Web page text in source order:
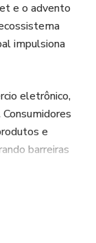
e o advento
impulsiona
eletrônico,
e
barreiras
estratégias